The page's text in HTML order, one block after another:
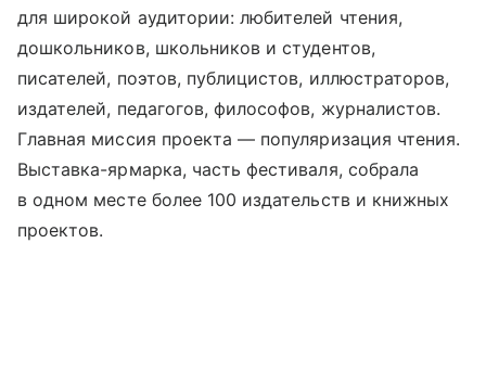
для широкой аудитории: любителей чтения,
дошкольников, школьников и студентов,
писателей, поэтов, публицистов, иллюстраторов,
издателей, педагогов, философов, журналистов.
Главная миссия проекта — популяризация чтения.
Выставка-ярмарка, часть фестиваля, собрала
в одном месте более 100 издательств и книжных
проектов.